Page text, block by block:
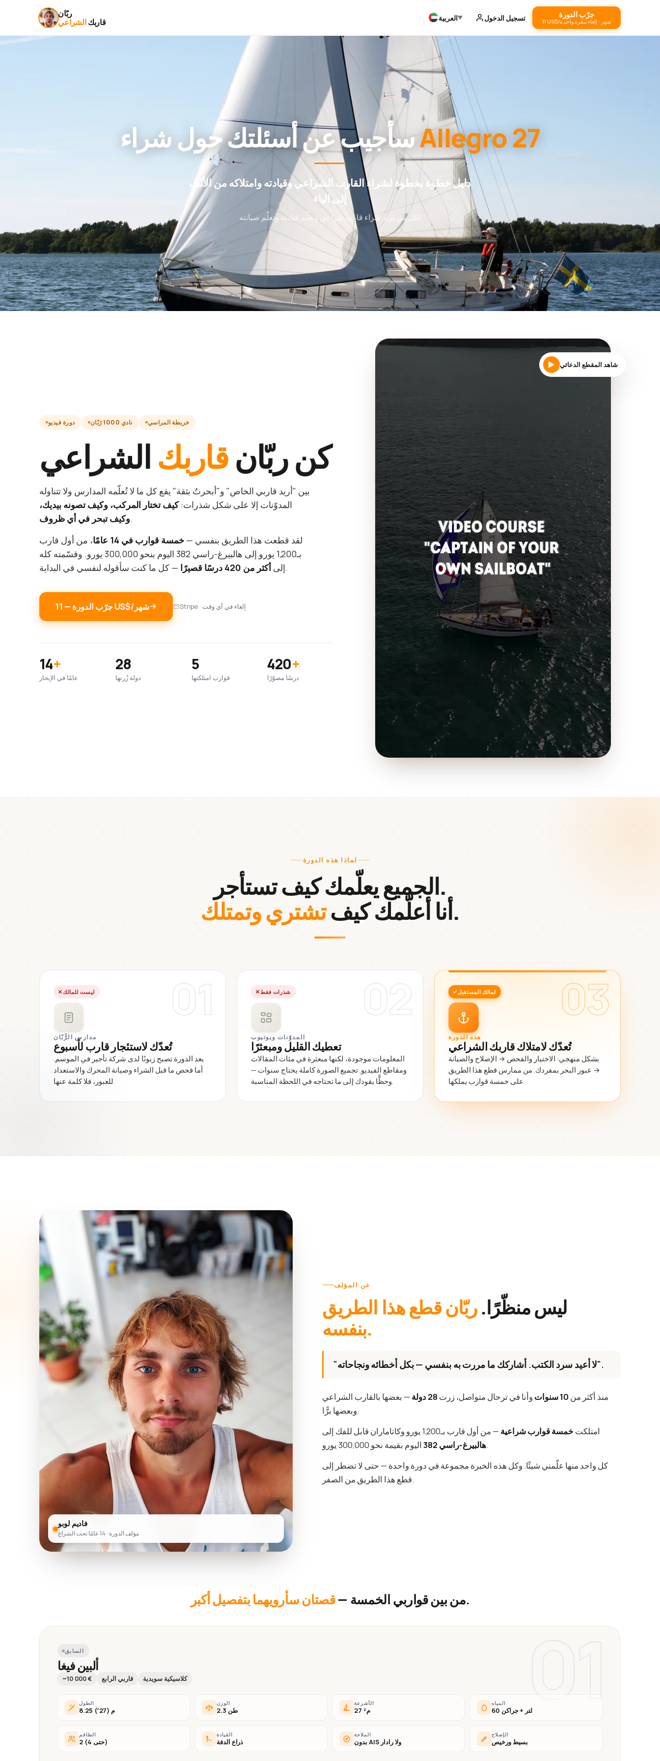
ربّان
قاربكالشراعي العربية تسجيل الدخول جرّب الدورة
‏11 US$/شهر · إلغاء بنقرة واحدة
سأجيب عن أسئلتك حول شراءAllegro 27
دليل خطوة بخطوة لشراء القارب الشراعي وقيادته وامتلاكه من الألف
إلى الياء
لكل من يريد شراء قارب شراعي وتعلّم قيادته وتعلّم صيانته
دورة فيديو نادي 1000 رُبّان خريطة المراسي
كن ربّانقاربكالشراعي
بين "أريد قاربي الخاص" و"أبحرتُ بثقة" يقع كل ما لا تُعلّمه المدارس ولا تتناوله
المدوّنات إلا على شكل شذرات:كيف تختار المركب، وكيف تصونه بيديك،
وكيف تبحر في أي ظروف.
لقد قطعت هذا الطريق بنفسي — خمسة قوارب في 14 عامًا
، من أول قارب
بـ1,200 يورو إلى هالبيرغ-راسي 382 اليوم بنحو 300,000 يورو. وقسّمته كله
إلى أكثر من 420 درسًا قصيرًا — كل ما كنت سأقوله لنفسي في البداية.
جرّب الدورة — ‏11 US$/شهر Stripe · إلغاء في أي وقت
14+
عامًا في الإبحار
28
دولة زُرتها
5
قوارب امتلكتها
420+
درسًا مصوّرًا
شاهد المقطع الدعائي
لماذا هذه الدورة
الجميع يعلّمك كيف تستأجر.
أنا أعلّمك كيفتشتري وتمتلك .
01 ليست للمالك
مدارس الرُّبّان
تُعدّك لاستئجار قارب لأسبوع
بعد الدورة تصبح زبونًا لدى شركة تأجير في الموسم.
أما فحص ما قبل الشراء وصيانة المحرك والاستعداد
للعبور، فلا كلمة عنها.
02 شذرات فقط
المدوّنات ويوتيوب
تعطيك القليل ومبعثرًا
المعلومات موجودة، لكنها مبعثرة في مئات المقالات
ومقاطع الفيديو. تجميع الصورة كاملة يحتاج سنوات —
وحظًّا يقودك إلى ما تحتاجه في اللحظة المناسبة.
03 لمالك المستقبل
هذه الدورة
تُعدّك لامتلاك قاربك الشراعي
بشكل منهجي: الاختيار والفحص → الإصلاح والصيانة
→ عبور البحر بمفردك. من ممارس قطع هذا الطريق
على خمسة قوارب يملكها.
فاديم لوبو
مؤلف الدورة · 14 عامًا تحت الشراع
عن المؤلف
ليس منظّرًا.ربّان قطع هذا الطريق
بنفسه.
"لا أعيد سرد الكتب. أشاركك ما مررت به بنفسي — بكل أخطائه ونجاحاته".
منذ أكثر من 10 سنوات وأنا في ترحال متواصل، زرت 28 دولة
— بعضها بالقارب الشراعي
وبعضها برًّا.
امتلكت خمسة قوارب شراعية — من أول قارب بـ1,200 يورو وكاتاماران قابل للفك إلى
هالبيرغ-راسي 382اليوم بقيمة نحو 300,000 يورو.
كل واحد منها علّمني شيئًا. وكل هذه الخبرة مجموعة في دورة واحدة — حتى لا تضطر إلى
قطع هذا الطريق من الصفر.
من بين قواربي الخمسة —قصتان سأرويهما بتفصيل أكبر .
01 السابق
ألبين فيغا
~10 000 € قاربي الرابع كلاسيكية سويدية
الطول
8.25 م (27′)
الوزن
2.3 طن
الأشرعة
27 م²
المياه
60 لتر + جراكن
الطاقم
2 (حتى 4)
القيادة
ذراع الدفة
الملاحة
بدون AIS ولا رادار
الإصلاح
بسيط ورخيص